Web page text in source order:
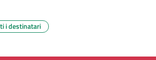
i destinatari